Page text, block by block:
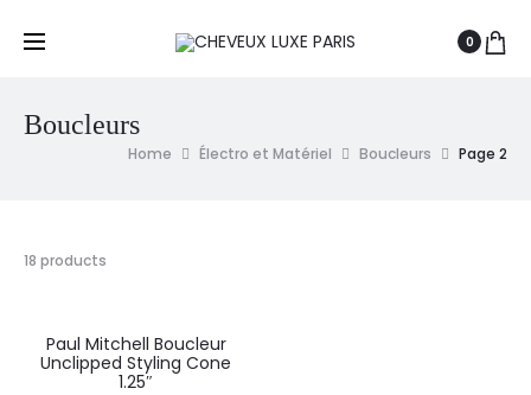
0
Boucleurs
Home Électro et Matériel Boucleurs Page 2
18 products
Paul Mitchell Boucleur
Unclipped Styling Cone
1.25″